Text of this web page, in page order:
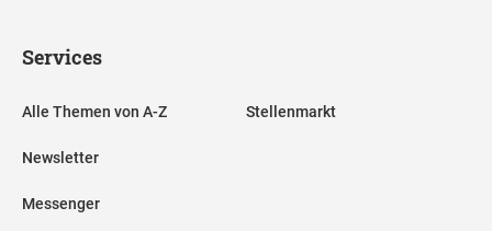
Services
Alle Themen von A-Z
Newsletter
Messenger
Stellenmarkt